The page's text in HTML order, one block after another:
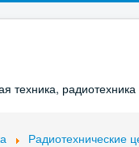
радиотехника
Радиотехнические